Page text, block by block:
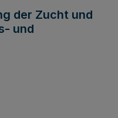
der Zucht und
und